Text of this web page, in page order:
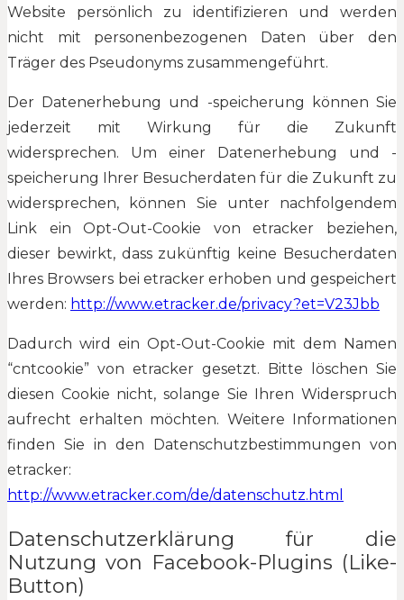
Website persönlich zu identifizieren und werden
nicht mit personenbezogenen Daten über den
Träger des Pseudonyms zusammengeführt.
Der Datenerhebung und -speicherung können Sie
jederzeit mit Wirkung für die Zukunft
widersprechen. Um einer Datenerhebung und -
speicherung Ihrer Besucherdaten für die Zukunft zu
widersprechen, können Sie unter nachfolgendem
Link ein Opt-Out-Cookie von etracker beziehen,
dieser bewirkt, dass zukünftig keine Besucherdaten
Ihres Browsers bei etracker erhoben und gespeichert
werden: http://www.etracker.de/privacy?et=V23Jbb
Dadurch wird ein Opt-Out-Cookie mit dem Namen
“cntcookie” von etracker gesetzt. Bitte löschen Sie
diesen Cookie nicht, solange Sie Ihren Widerspruch
aufrecht erhalten möchten. Weitere Informationen
finden Sie in den Datenschutzbestimmungen von
etracker:
http://www.etracker.com/de/datenschutz.html
Datenschutzerklärung für die
Nutzung von Facebook-Plugins (Like-
Button)